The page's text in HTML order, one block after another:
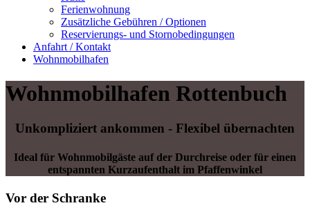
Ferienwohnung
Zusätzliche Gebühren / Optionen
Reservierungs- und Stornobedingungen
Anfahrt / Kontakt
Wohnmobilhafen
Wohnmobilhafen Rottenbuch
Unkompliziert ankommen - Flexibel übernachten
Ideal für Wohnmobilgäste auf der Durchreise oder für einen
entspannten Kurzaufenthalt im Pfaffenwinkel
Vor der Schranke